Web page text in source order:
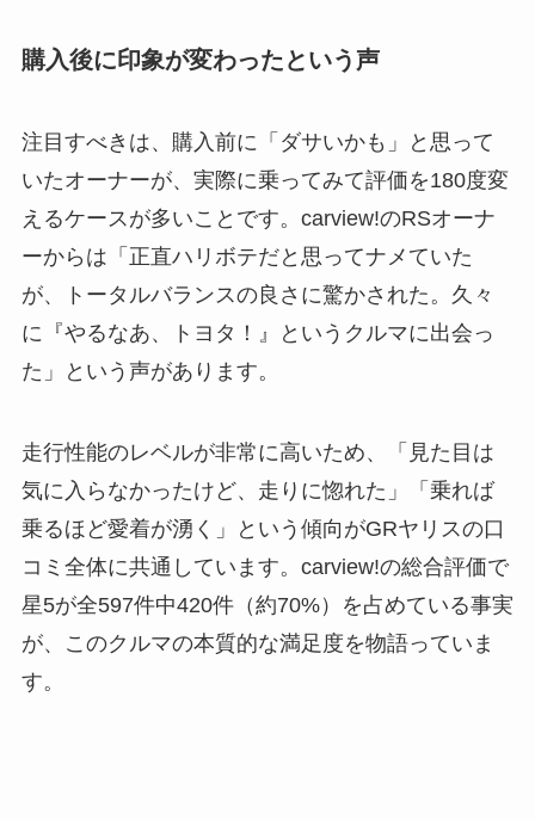
購入後に印象が変わったという声
注目すべきは、購入前に「ダサいかも」と思って
いたオーナーが、実際に乗ってみて評価を180度変
えるケースが多いことです。carview!のRSオーナ
ーからは「正直ハリボテだと思ってナメていた
が、トータルバランスの良さに驚かされた。久々
に『やるなあ、トヨタ！』というクルマに出会っ
た」という声があります。
走行性能のレベルが非常に高いため、「見た目は
気に入らなかったけど、走りに惚れた」「乗れば
乗るほど愛着が湧く」という傾向がGRヤリスの口
コミ全体に共通しています。carview!の総合評価で
星5が全597件中420件（約70%）を占めている事実
が、このクルマの本質的な満足度を物語っていま
す。